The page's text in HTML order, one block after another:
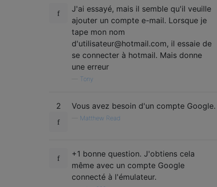
J'ai essayé, mais il semble qu'il veuille
ajouter un compte e-mail. Lorsque je
tape mon nom
d'utilisateur@hotmail.com, il essaie de
se connecter à hotmail. Mais donne
une erreur
Tony
2 Vous avez besoin d'un compte Google.
Matthew Read
+1 bonne question. J'obtiens cela
même avec un compte Google
connecté à l'émulateur.